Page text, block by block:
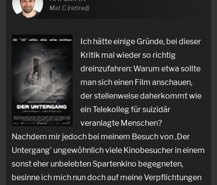
Mat C (retired)
Ich hätte einige Gründe, bei dieser
Kritik mal wieder so richtig
dreinzufahren: Warum etwa sollte
man sich einen Film anschauen,
der stellenweise daherkommt wie
ein Telekolleg für suizidär
veranlagte Menschen?
Nachdem mir jedoch bei meinem Besuch von ‚Der
Untergang’ ungewöhnlich viele Kinobesucher in einem
sonst eher unbelebten Spartenkino begegneten,
besinne ich mich nun doch auf meine Verpflichtungen